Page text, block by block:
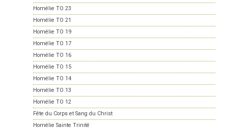
Homélie TO 23
Homélie TO 21
Homélie TO 19
Homélie TO 17
Homélie TO 16
Homélie TO 15
Homélie TO 14
Homélie TO 13
Homélie TO 12
Fête du Corps et Sang du Christ
Homélie Sainte Trinité